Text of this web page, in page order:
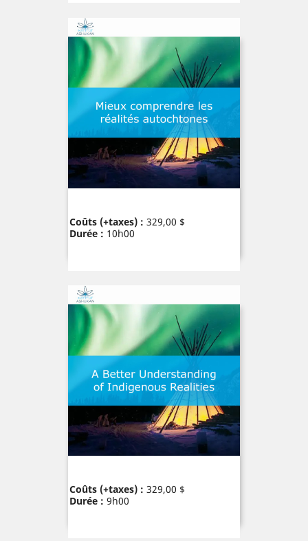
Prix
Coûts (+taxes) : 329,00 $
Durée : 10h00
Prix
Coûts (+taxes) : 329,00 $
Durée : 9h00